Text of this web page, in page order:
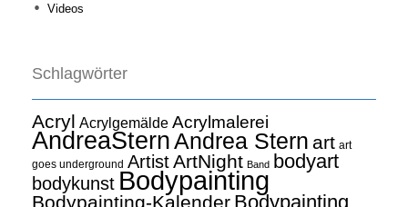
Videos
Schlagwörter
Acryl Acrylgemälde Acrylmalerei
AndreaSternAndrea Stern art art
goes underground ArtistArtNight Band bodyart
bodykunst Bodypainting
Bodypainting-Kalender Bodypainting